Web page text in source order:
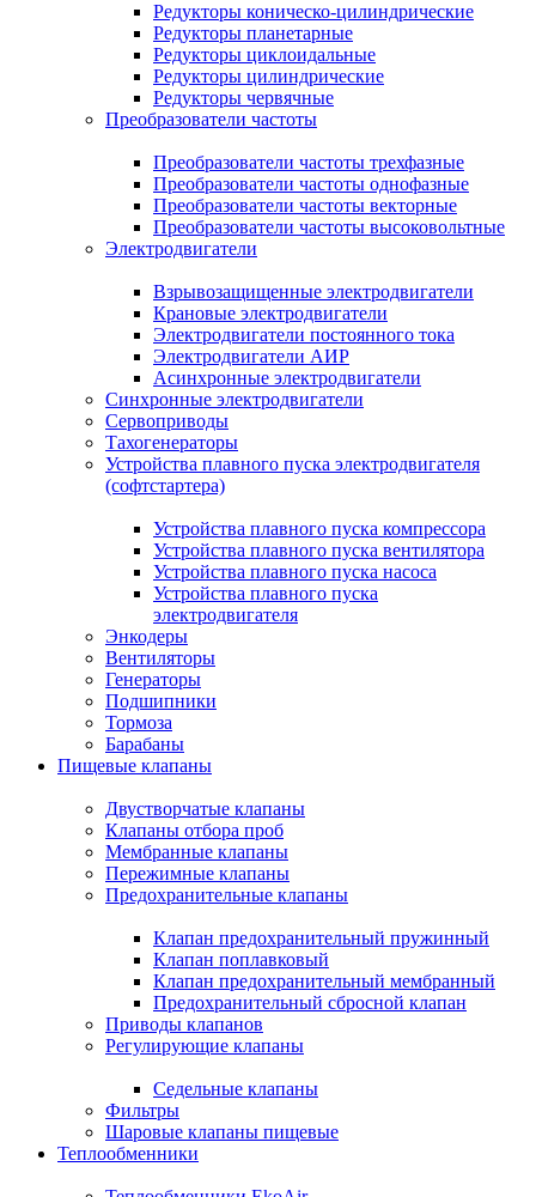
Редукторы коническо-цилиндрические
Редукторы планетарные
Редукторы циклоидальные
Редукторы цилиндрические
Редукторы червячные
Преобразователи частоты
Преобразователи частоты трехфазные
Преобразователи частоты однофазные
Преобразователи частоты векторные
Преобразователи частоты высоковольтные
Электродвигатели
Взрывозащищенные электродвигатели
Крановые электродвигатели
Электродвигатели постоянного тока
Электродвигатели АИР
Асинхронные электродвигатели
Синхронные электродвигатели
Сервоприводы
Тахогенераторы
Устройства плавного пуска электродвигателя
(софтстартера)
Устройства плавного пуска компрессора
Устройства плавного пуска вентилятора
Устройства плавного пуска насоса
Устройства плавного пуска
электродвигателя
Энкодеры
Вентиляторы
Генераторы
Подшипники
Тормоза
Барабаны
Пищевые клапаны
Двустворчатые клапаны
Клапаны отбора проб
Мембранные клапаны
Пережимные клапаны
Предохранительные клапаны
Клапан предохранительный пружинный
Клапан поплавковый
Клапан предохранительный мембранный
Предохранительный сбросной клапан
Приводы клапанов
Регулирующие клапаны
Седельные клапаны
Фильтры
Шаровые клапаны пищевые
Теплообменники